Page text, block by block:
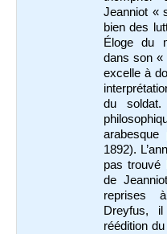
Jeanniot «
bien des
Éloge du
dans son «
excelle à
du
arabesque
1892).
pas trouvé
de
reprises
Dreyfus,
réédition du